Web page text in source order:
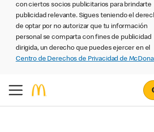
con ciertos socios publicitarios para brindarte
publicidad relevante. Sigues teniendo el
de optar por no autorizar que tu información
personal se comparta con fines de publicidad
dirigida, un derecho que puedes ejercer en el
Centro de Derechos de Privacidad de